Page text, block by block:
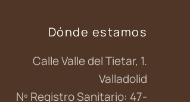
Dónde estamos
Calle Valle del Tietar, 1.
Valladolid
Nº Registro Sanitario: 47-